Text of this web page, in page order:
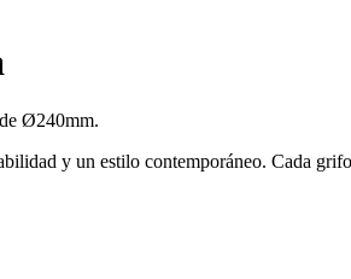
Ø240mm.
y un estilo contemporáneo. Cada